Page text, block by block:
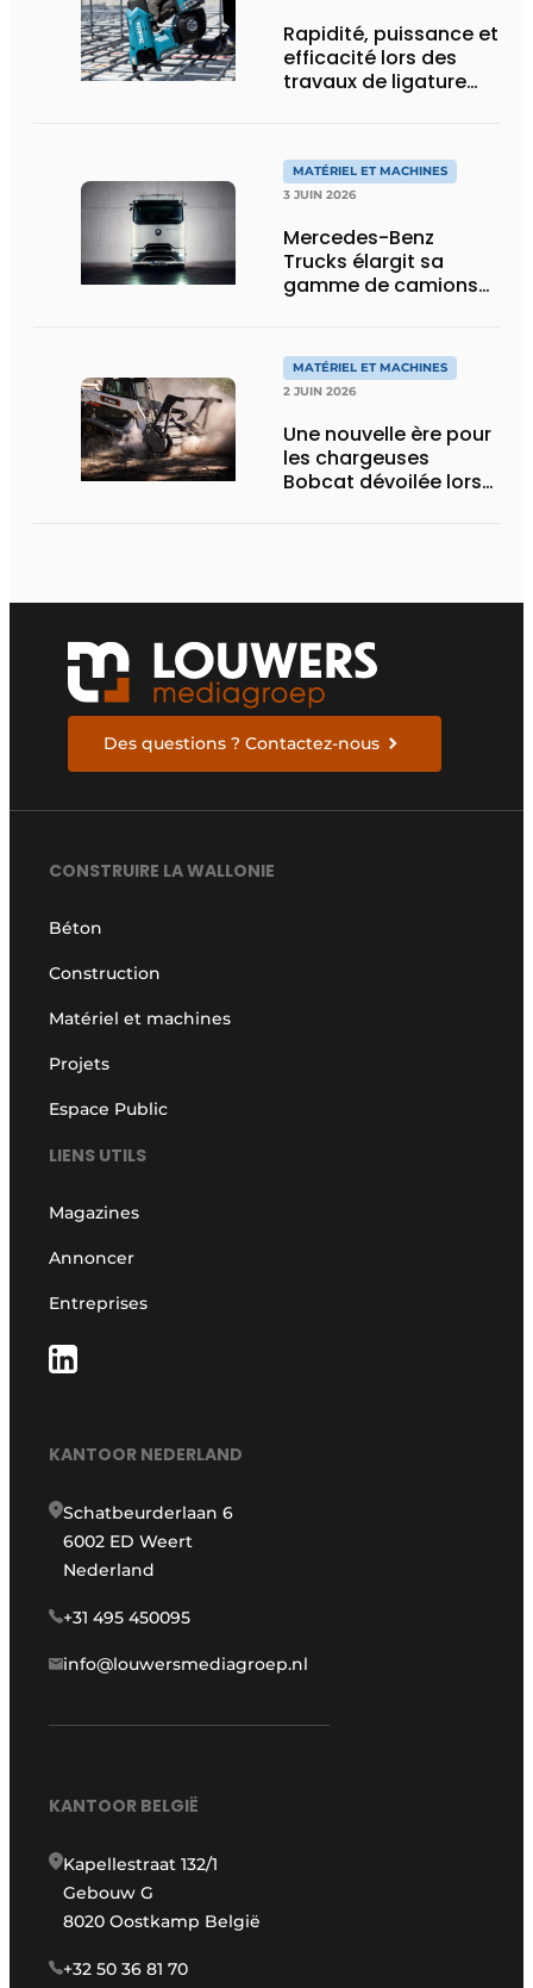
Rapidité, puissance et
efficacité lors des
travaux de ligature
MATÉRIEL ET MACHINES
3 JUIN 2026
Mercedes-Benz
Trucks élargit sa
gamme de camions
eActros Lowliner
MATÉRIEL ET MACHINES
2 JUIN 2026
Une nouvelle ère pour
les chargeuses
Bobcat dévoilée lors
Des questions ? Contactez-nous
CONSTRUIRE LA WALLONIE
Béton
Construction
Matériel et machines
Projets
Espace Public
LIENS UTILS
Magazines
Annoncer
Entreprises
KANTOOR NEDERLAND
Schatbeurderlaan 6
6002 ED Weert
Nederland
+31 495 450095
info@louwersmediagroep.nl
KANTOOR BELGIË
Kapellestraat 132/1
Gebouw G
8020 Oostkamp België
+32 50 36 81 70